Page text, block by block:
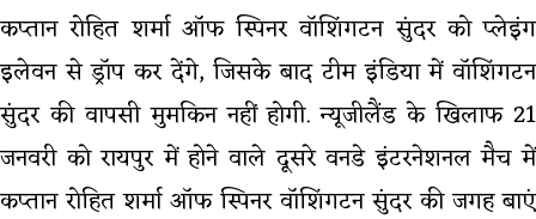
कप्तान रोहित शर्मा ऑफ स्पिनर वॉशिंगटन सुंदर को प्लेइंग
इलेवन से ड्रॉप कर देंगे, जिसके बाद टीम इंडिया में वॉशिंगटन
सुंदर की वापसी मुमकिन नहीं होगी. न्यूजीलैंड के खिलाफ 21
जनवरी को रायपुर में होने वाले दूसरे वनडे इंटरनेशनल मैच में
कप्तान रोहित शर्मा ऑफ स्पिनर वॉशिंगटन सुंदर की जगह बाएं